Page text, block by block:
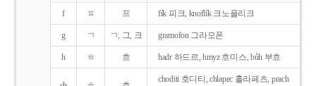
f ㅍ 프 fík 피크, knoflík 크노플리크
g ㄱ ㄱ, 그, 크 gramofon 그라모폰
h ㅎ 흐 hadr 하드르, hmyz 흐미스, bůh 부흐
choditi 호디티, chlapec 흘라페츠, prach